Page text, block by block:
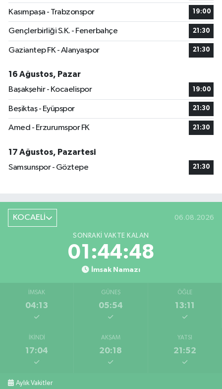
Kasımpaşa - Trabzonspor 19:00
Gençlerbirliği S.K. - Fenerbahçe 21:30
Gaziantep FK - Alanyaspor 21:30
16 Ağustos, Pazar
Başakşehir - Kocaelispor
19:00
Beşiktaş - Eyüpspor 21:30
Amed - Erzurumspor FK 21:30
17 Ağustos, Pazartesi
Samsunspor - Göztepe
21:30
KOCAELİ 06.08.2026
SONRAKI VAKTE KALAN
01:44:47
İmsak Namazı
İMSAK
04:13
GÜNEŞ
05:54
ÖĞLE
13:11
İKINDI
17:04
AKŞAM
20:18
YATSI
21:52
Aylık Vakitler